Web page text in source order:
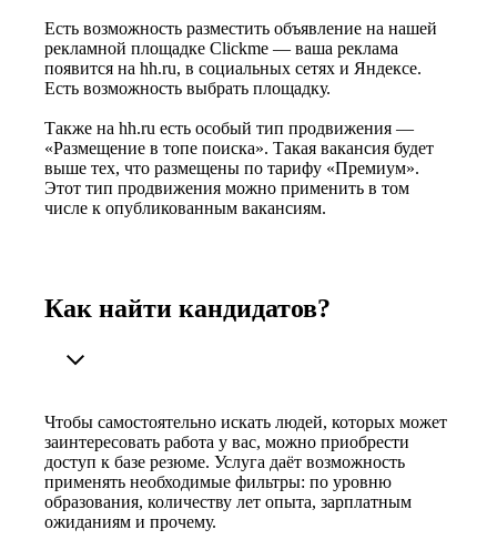
Есть возможность разместить объявление на нашей
рекламной площадке Clickme — ваша реклама
появится на hh.ru, в социальных сетях и Яндексе.
Есть возможность выбрать площадку.
Также на hh.ru есть особый тип продвижения —
«Размещение в топе поиска». Такая вакансия будет
выше тех, что размещены по тарифу «Премиум».
Этот тип продвижения можно применить в том
числе к опубликованным вакансиям.
Как найти кандидатов?
Чтобы самостоятельно искать людей, которых может
заинтересовать работа у вас, можно приобрести
доступ к базе резюме. Услуга даёт возможность
применять необходимые фильтры: по уровню
образования, количеству лет опыта, зарплатным
ожиданиям и прочему.